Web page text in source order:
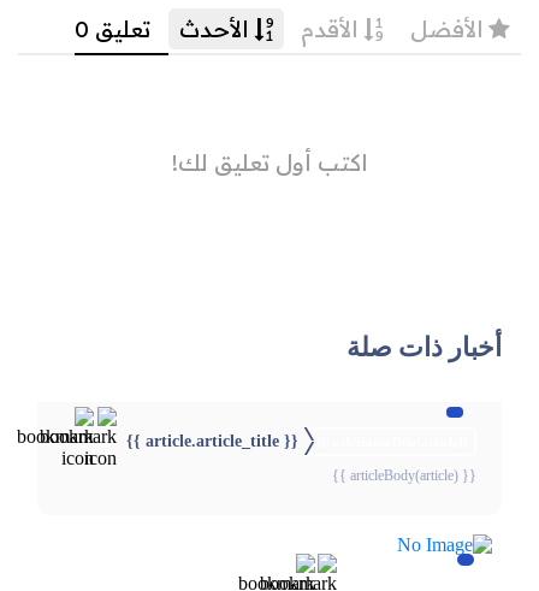
أخبار ذات صلة
{{ article.article_title }}
{{ articleBody(article) }}